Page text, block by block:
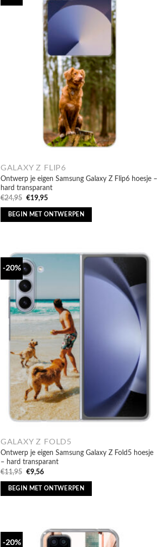
GALAXY Z FLIP6
Ontwerp je eigen Samsung Galaxy Z Flip6 hoesje –
hard transparant
€24,95 Oorspronkelijke
was:
€24,95.
€19,95Huidige
is:
€19,95.
BEGIN MET ONTWERPEN
-20%
GALAXY Z FOLD5
Ontwerp je eigen Samsung Galaxy Z Fold5 hoesje
– hard transparant
€11,95 Oorspronkelijke
was:
€11,95.
€9,56Huidige
is:
€9,56.
BEGIN MET ONTWERPEN
-20%